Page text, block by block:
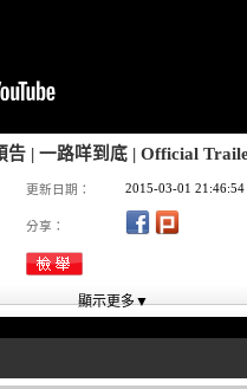
告 | 一路咩到底 | Official
更新日期： 2015-03-01 21:46:54
分享：